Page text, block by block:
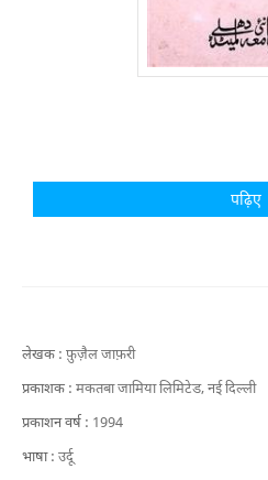
पढ़िए
लेखक : फ़ुज़ैल जाफ़री
प्रकाशक : मकतबा जामिया लिमिटेड, नई दिल्ली
प्रकाशन वर्ष : 1994
भाषा : उर्दू